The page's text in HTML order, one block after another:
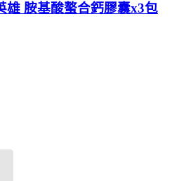
雄 胺基酸螯合鈣膠囊x3包